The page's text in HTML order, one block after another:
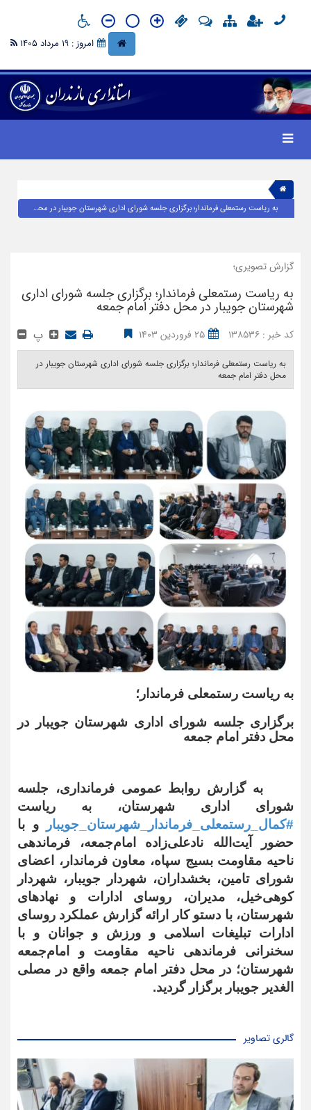
امروز : 19 مرداد 1405
به ریاست رستمعلی فرماندار؛ برگزاری جلسه شورای اداری شهرستان جویبار در محل دفتر امام جمعه
گزارش تصویری؛
به ریاست رستمعلی فرماندار؛ برگزاری جلسه شورای اداری
شهرستان جویبار در محل دفتر امام جمعه
کد خبر : 138536 25 فروردین 1403 پ
به ریاست رستمعلی فرماندار؛ برگزاری جلسه شورای اداری شهرستان جویبار در
محل دفتر امام جمعه ‎
به ریاست رستمعلی فرماندار؛
برگزاری جلسه شورای اداری شهرستان جویبار در
محل دفتر امام جمعه
به گزارش روابط عمومی فرمانداری، جلسه
شورای اداری شهرستان، به ریاست
#کمال_رستمعلی_فرماندار_شهرستان_جویبار
و با
حضور آیت‌الله نادعلی‌زاده امام‌جمعه، فرماندهی
ناحیه مقاومت بسیج سپاه، معاون فرماندار، اعضای
شورای تامین، بخشداران، شهردار جویبار، شهردار
کوهی‌خیل، مدیران، روسای ادارات و نهادهای
شهرستان، با دستو کار ارائه گزارش عملکرد روسای
ادارات تبلیغات اسلامی و ورزش و جوانان و با
سخنرانی فرماندهی ناحیه مقاومت و امام‌جمعه‌
شهرستان؛ در محل دفتر امام جمعه واقع در مصلی
الغدیر جویبار برگزار گردید.
گالری تصاویر